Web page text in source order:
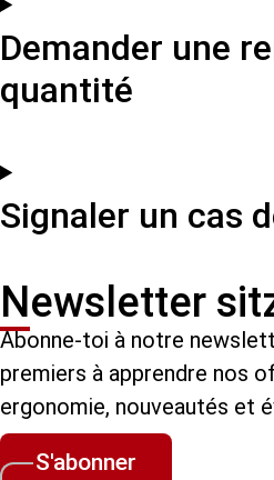
Demander une
quantité
Signaler un cas
Newsletter
Abonne-toi à notre
premiers à apprendre nos
ergonomie, nouveautés et
S'abonner